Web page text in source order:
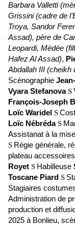
Barbara Valletti
Grissini (cadre de
Troya, Sandor
Assad), père de
Leopardi, Médée
Hafez Al Assad),
Abdallah III (cheikh
Scénographie
Vyara Stefanova S
François-Joseph
Loïc Waridel S
Loïc Nébréda S
Assistanat à la
S Régie générale,
plateau accessoires
Royet S Habilleuse
Toscane Piard S
Stagiaires
Administration de
production et
2025 à Bonlieu,